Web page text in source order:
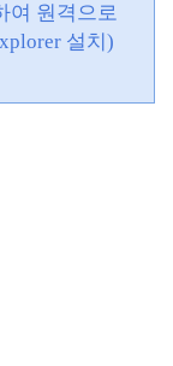
여 원격으로
설치)